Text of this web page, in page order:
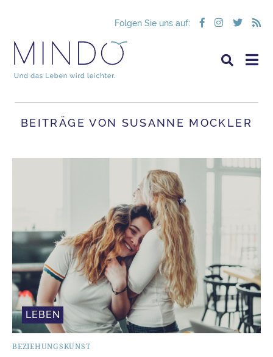
Folgen Sie uns auf:
BEITRÄGE VON SUSANNE MOCKLER
BEZIEHUNGSKUNST
LEBEN